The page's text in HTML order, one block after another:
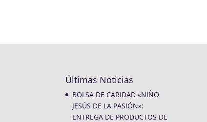
Últimas Noticias
BOLSA DE CARIDAD «NIÑO
JESÚS DE LA PASIÓN»:
ENTREGA DE PRODUCTOS DE